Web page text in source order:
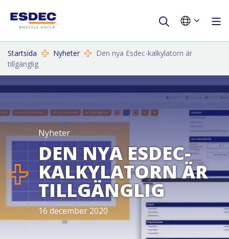
Startsida Nyheter
Den nya Esdec-kalkylatorn är
tillgänglig
Nyheter
DEN NYA ESDEC-
KALKYLATORN ÄR
TILLGÄNGLIG
16 december 2020